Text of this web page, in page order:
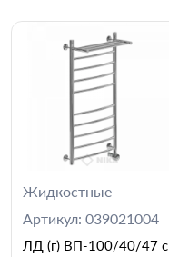
Жидкостные
Артикул: 039021004
ЛД (г) ВП-100/40/47 с